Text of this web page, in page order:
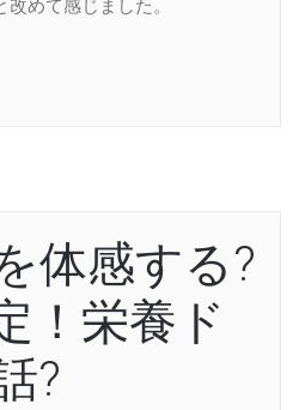
めて感じました。
体感する?
！栄養ド
?